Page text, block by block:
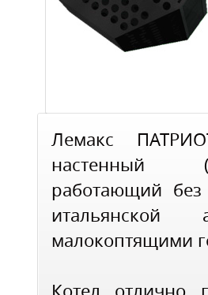
Лемакс
настенный
работающий без
малокоптящими